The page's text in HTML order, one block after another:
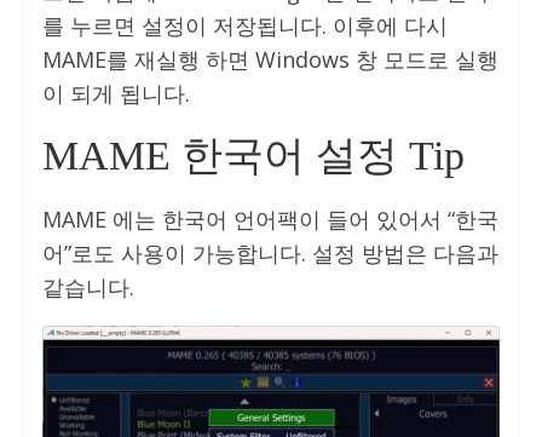
를 누르면 설정이 저장됩니다. 이후에 다시
MAME를 재실행 하면 Windows 창 모드로 실행
이 되게 됩니다.
MAME 한국어 설정 Tip
MAME 에는 한국어 언어팩이 들어 있어서 “한국
어”로도 사용이 가능합니다. 설정 방법은 다음과
같습니다.